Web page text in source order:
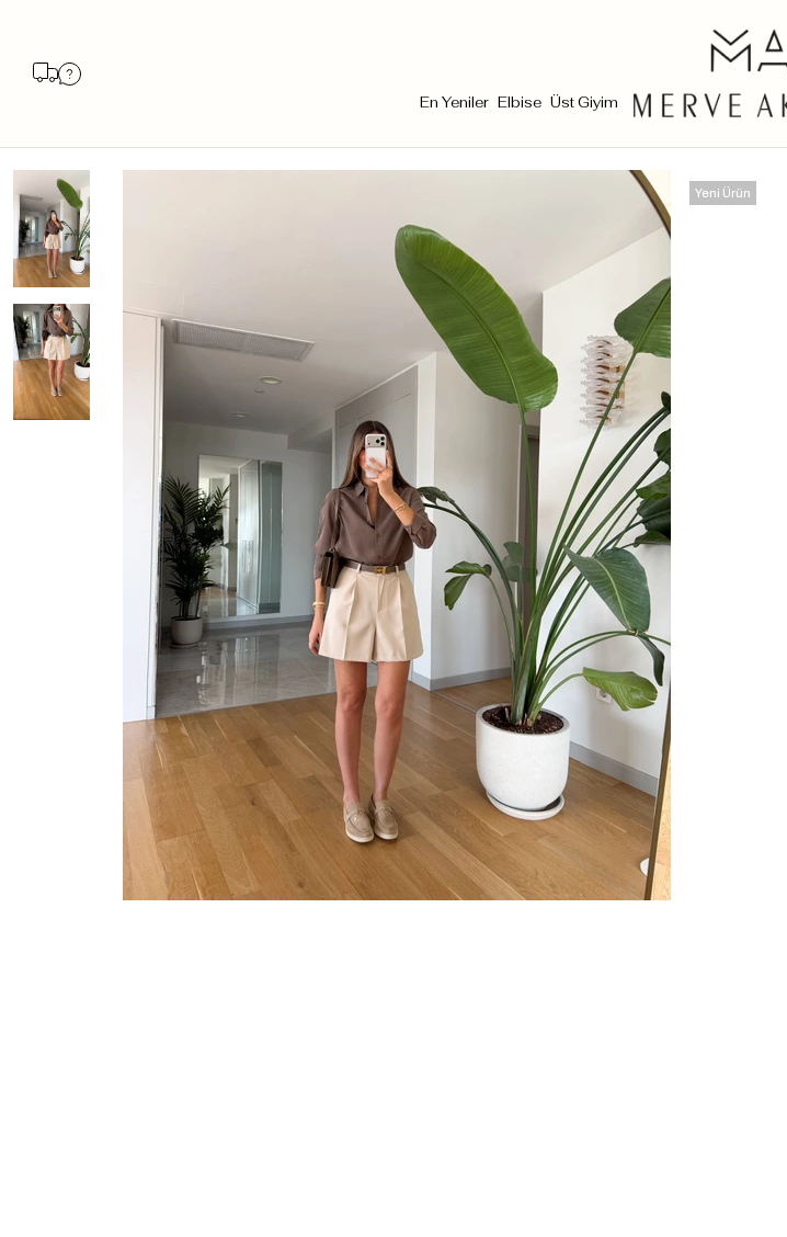
En Yeniler Elbise Üst Giyim
Yeni Ürün